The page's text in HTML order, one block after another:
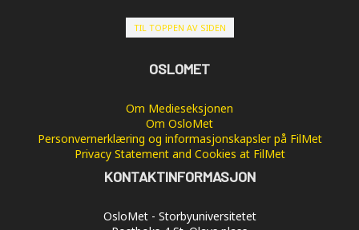
TIL TOPPEN AV SIDEN
OSLOMET
Om Medieseksjonen
Om OsloMet
Personvernerklæring og informasjonskapsler på FilMet
Privacy Statement and Cookies at FilMet
KONTAKTINFORMASJON
OsloMet - Storbyuniversitetet